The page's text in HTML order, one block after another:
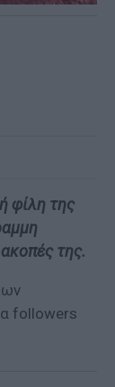
φίλη της
της.
followers